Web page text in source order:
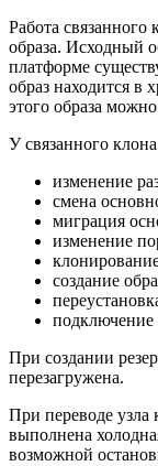
Работа связанного
образа. Исходный
платформе
образ находится в
этого образа
У связанного
изменение
смена
миграция
изменение
создание
подключение
При создании
перезагружена.
При переводе узла
выполнена
возможной